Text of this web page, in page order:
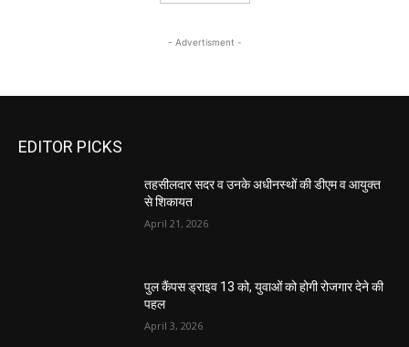
- Advertisment -
EDITOR PICKS
तहसीलदार सदर व उनके अधीनस्थों की डीएम व आयुक्त
से शिकायत
April 21, 2026
पुल कैंपस ड्राइव 13 को, युवाओं को होगी रोजगार देने की
पहल
April 3, 2026